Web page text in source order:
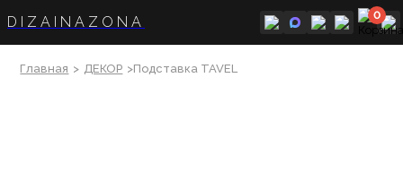
DIZAINAZONA 0
Главная > ДЕКОР >Подставка TAVEL